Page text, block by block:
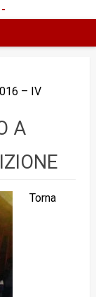
– IV
A
Torna